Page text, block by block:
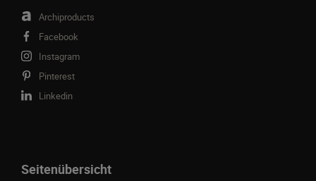
Archiproducts
Facebook
Instagram
Pinterest
Linkedin
Seitenübersicht